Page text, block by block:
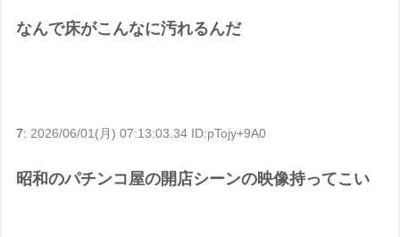
なんで床がこんなに汚れるんだ
7: 2026/06/01(月) 07:13:03.34 ID:pTojy+9A0
昭和のパチンコ屋の開店シーンの映像持ってこい